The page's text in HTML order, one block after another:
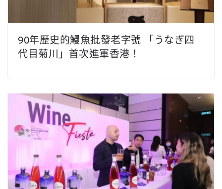
90年歷史的鰻魚批發老字號 「うなぎ四
代目菊川」首次進軍香港！